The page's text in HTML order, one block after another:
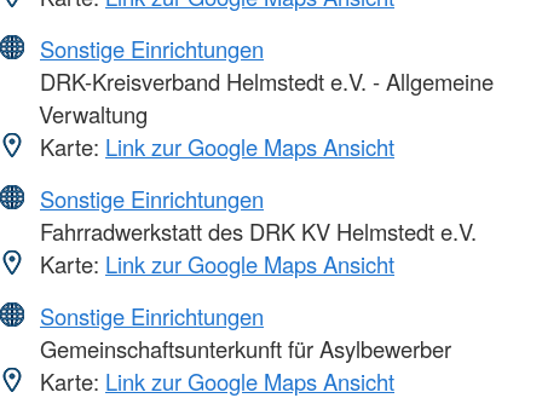
Sonstige Einrichtungen
DRK-Kreisverband Helmstedt e.V. - Allgemeine
Verwaltung
Karte: Link zur Google Maps Ansicht
Sonstige Einrichtungen
Fahrradwerkstatt des DRK KV Helmstedt e.V.
Karte: Link zur Google Maps Ansicht
Sonstige Einrichtungen
Gemeinschaftsunterkunft für Asylbewerber
Karte: Link zur Google Maps Ansicht